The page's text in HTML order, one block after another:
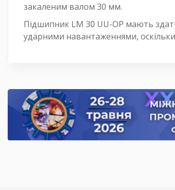
закаленим валом 30 мм.
Підшипник LM 30 UU-OP мають
ударними навантаженнями,